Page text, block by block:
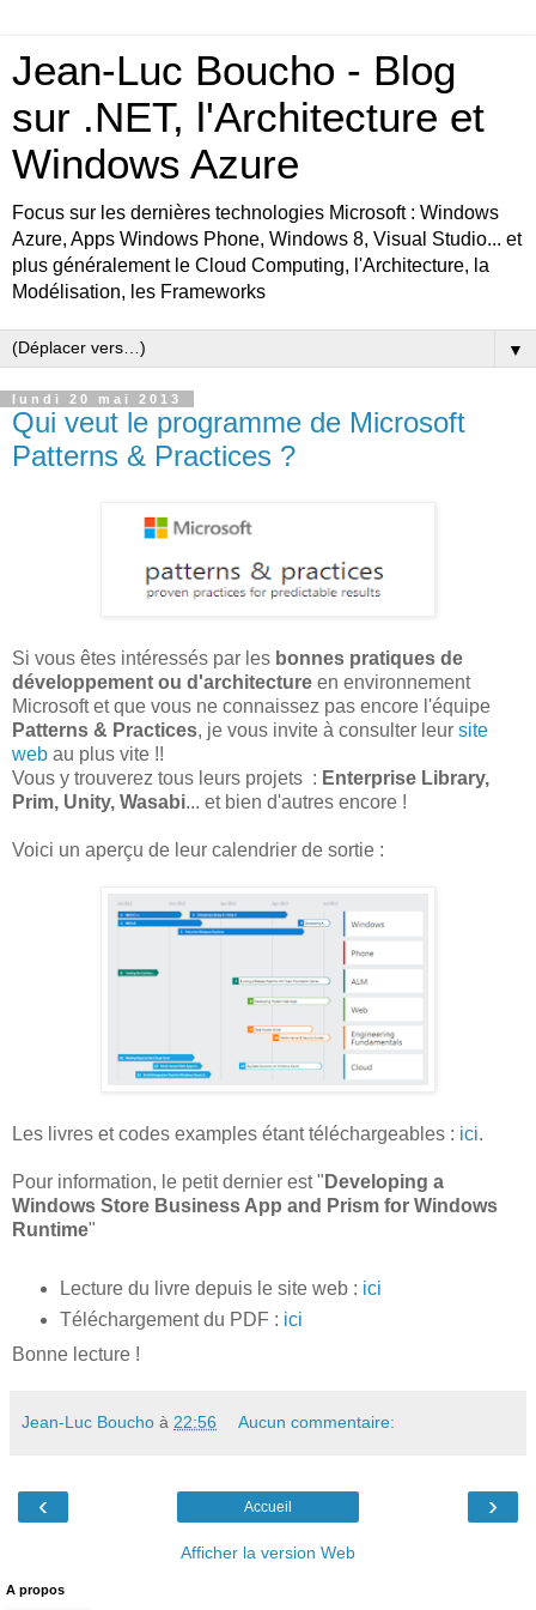
Jean-Luc Boucho - Blog
sur .NET, l'Architecture et
Windows Azure
Focus sur les dernières technologies Microsoft : Windows
Azure, Apps Windows Phone, Windows 8, Visual Studio... et
plus généralement le Cloud Computing, l'Architecture, la
Modélisation, les Frameworks
▼
lundi 20 mai 2013
Qui veut le programme de Microsoft
Patterns & Practices ?
Si vous êtes intéressés par les bonnes pratiques de
développement ou d'architecture en environnement
Microsoft et que vous ne connaissez pas encore l'équipe
Patterns & Practices, je vous invite à consulter leur site
web au plus vite !!
Vous y trouverez tous leurs projets : Enterprise Library,
Prim, Unity, Wasabi... et bien d'autres encore !
Voici un aperçu de leur calendrier de sortie :
Les livres et codes examples étant téléchargeables : ici.
Pour information, le petit dernier est " Developing a
Windows Store Business App and Prism for Windows
Runtime"
Lecture du livre depuis le site web : ici
Téléchargement du PDF : ici
Bonne lecture !
Jean-Luc Boucho à 22:56 Aucun commentaire:
‹ ›
Accueil
Afficher la version Web
A propos